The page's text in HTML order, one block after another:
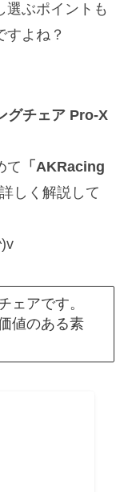
選ぶポイントも
すよね？
グチェア Pro-X
て 「AKRacing
しく解説して
ェアです。
値のある素